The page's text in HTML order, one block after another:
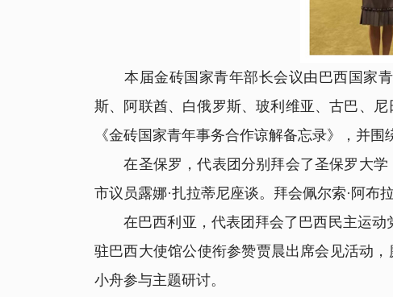
本届金砖国家青年部长会议由巴西国家青
斯、阿联酋、白俄罗斯、玻利维亚、古巴、
《金砖国家青年事务合作谅解备忘录》，并
在圣保罗，代表团分别拜会了圣保罗大学
市议员露娜·扎拉蒂尼座谈。拜会佩尔索·阿布
在巴西利亚，代表团拜会了巴西民主运动
驻巴西大使馆公使衔参赞贾晨出席会见活动
小舟参与主题研讨。